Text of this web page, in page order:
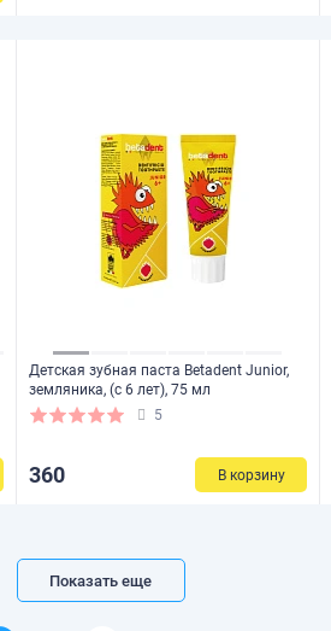
Детская зубная паста Betadent Junior,
земляника, (с 6 лет), 75 мл
5
360 В корзину
Показать еще